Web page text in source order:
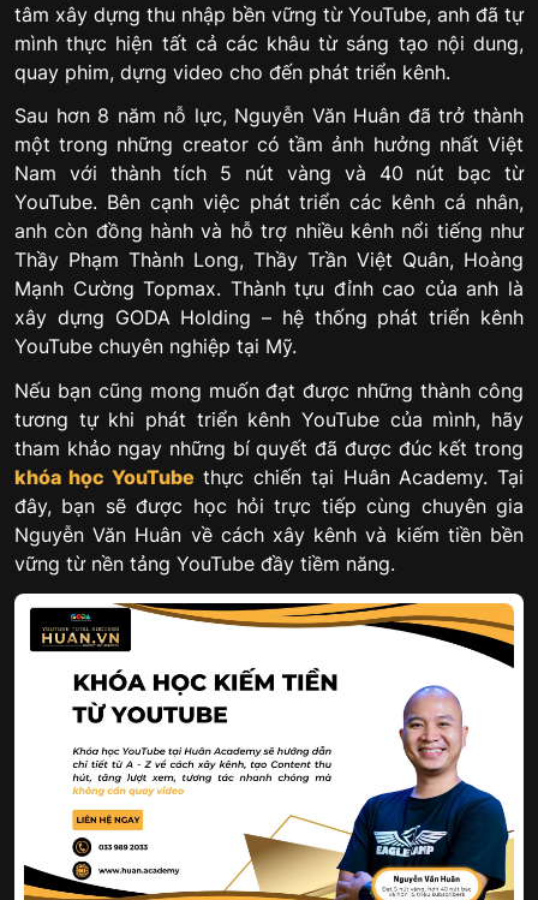
tâm xây dựng thu nhập bền vững từ YouTube, anh đã tự
mình thực hiện tất cả các khâu từ sáng tạo nội dung,
quay phim, dựng video cho đến phát triển kênh.
Sau hơn 8 năm nỗ lực, Nguyễn Văn Huân đã trở thành
một trong những creator có tầm ảnh hưởng nhất Việt
Nam với thành tích 5 nút vàng và 40 nút bạc từ
YouTube. Bên cạnh việc phát triển các kênh cá nhân,
anh còn đồng hành và hỗ trợ nhiều kênh nổi tiếng như
Thầy Phạm Thành Long, Thầy Trần Việt Quân, Hoàng
Mạnh Cường Topmax. Thành tựu đỉnh cao của anh là
xây dựng GODA Holding – hệ thống phát triển kênh
YouTube chuyên nghiệp tại Mỹ.
Nếu bạn cũng mong muốn đạt được những thành công
tương tự khi phát triển kênh YouTube của mình, hãy
tham khảo ngay những bí quyết đã được đúc kết trong
khóa học YouTube thực chiến tại Huân Academy. Tại
đây, bạn sẽ được học hỏi trực tiếp cùng chuyên gia
Nguyễn Văn Huân về cách xây kênh và kiếm tiền bền
vững từ nền tảng YouTube đầy tiềm năng.